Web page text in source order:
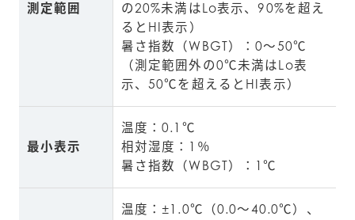
測定範囲
の20%未満はLo表示、90%を超え
るとHI表示）
暑さ指数（WBGT）：0～50℃
（測定範囲外の0℃未満はLo表
示、50℃を超えるとHI表示）
最小表示
温度：0.1℃
相対湿度：1％
暑さ指数（WBGT）：1℃
温度：±1.0℃（0.0～40.0℃）、